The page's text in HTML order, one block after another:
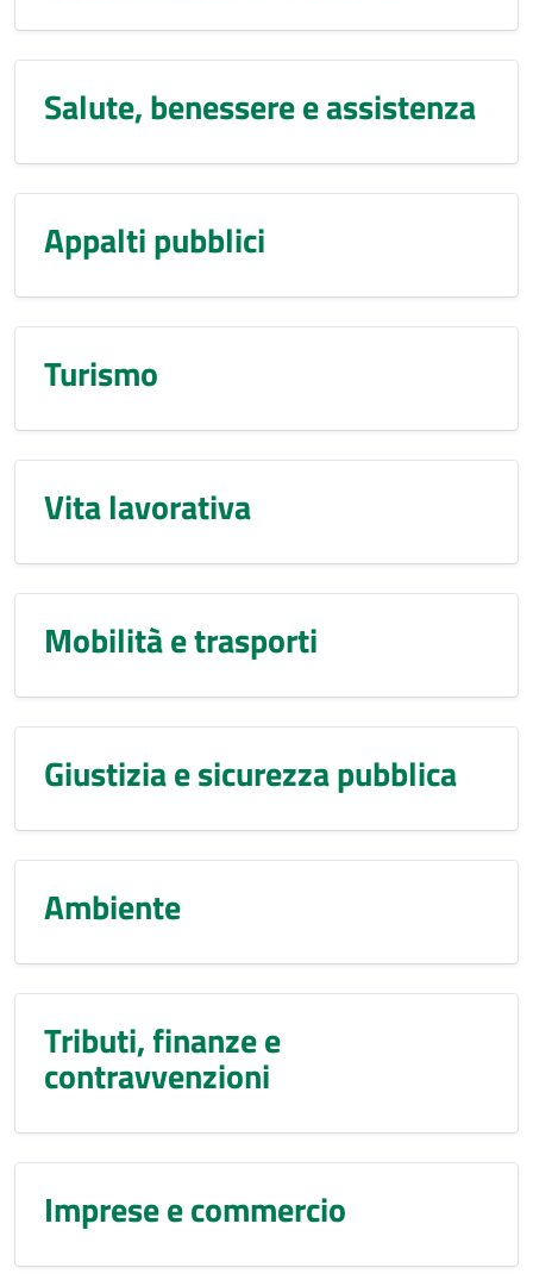
Salute, benessere e assistenza
Appalti pubblici
Turismo
Vita lavorativa
Mobilità e trasporti
Giustizia e sicurezza pubblica
Ambiente
Tributi, finanze e
contravvenzioni
Imprese e commercio